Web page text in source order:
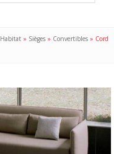
Habitat » Sièges » Convertibles » Cord